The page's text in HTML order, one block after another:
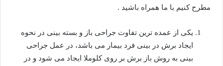
مطرح کنیم با ما همراه باشید .
یکی از عمده ترین تفاوت جراحی باز و بسته بینی در نحوه
ایجاد برش در بینی فرد بیمار می باشد، در عمل جراحی
بینی به روش باز برش بر روی کلوملا ایجاد می شود و در